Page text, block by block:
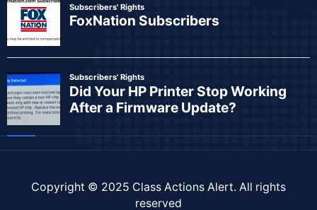
Copyright © 2025 Class Actions Alert. All rights
reserved